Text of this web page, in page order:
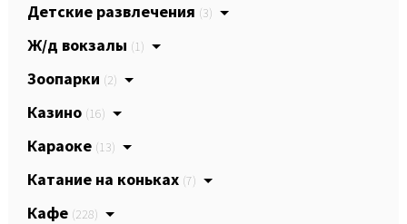
Детские развлечения (3)
Ж/д вокзалы (1)
Зоопарки (2)
Казино (16)
Караоке (13)
Катание на коньках (7)
Кафе (228)